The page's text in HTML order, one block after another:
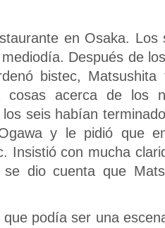
en Osaka. Los
Después de
bistec,
cosas acerca de los
seis habían
y le pidió que
Insistió con mucha
se dio cuenta que
que podía ser una